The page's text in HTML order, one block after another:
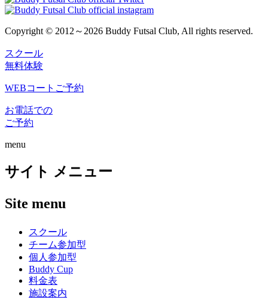
Copyright © 2012～2026 Buddy Futsal Club, All rights reserved.
スクール
無料体験
WEBコートご予約
お電話での
ご予約
menu
サイト メニュー
Site menu
スクール
チーム参加型
個人参加型
Buddy Cup
料金表
施設案内